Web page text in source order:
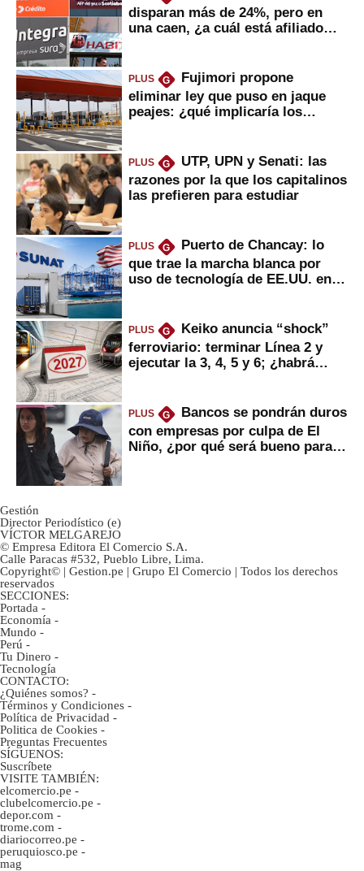
disparan más de 24%, pero en
una caen, ¿a cuál está afiliado
PLUS G
Fujimori propone
eliminar ley que puso en jaque
peajes: ¿qué implicaría los
PLUS G
UTP, UPN y Senati: las
razones por la que los capitalinos
las prefieren para estudiar
PLUS G
Puerto de Chancay: lo
que trae la marcha blanca por
uso de tecnología de EE.UU. en
PLUS G
Keiko anuncia “shock”
ferroviario: terminar Línea 2 y
ejecutar la 3, 4, 5 y 6; ¿habrá
PLUS G
Bancos se pondrán duros
con empresas por culpa de El
Niño, ¿por qué será bueno para
Gestión
Director Periodístico (e)
VÍCTOR MELGAREJO
© Empresa Editora El Comercio S.A.
Calle Paracas #532, Pueblo Libre, Lima.
Copyright© | Gestion.pe | Grupo El Comercio | Todos los derechos
reservados
SECCIONES:
Portada -
Economía -
Mundo -
Perú -
Tu Dinero -
Tecnología
CONTACTO:
¿Quiénes somos? -
Términos y Condiciones -
Política de Privacidad -
Politica de Cookies -
Preguntas Frecuentes
SÍGUENOS:
Suscríbete
VISITE TAMBIÉN:
elcomercio.pe -
clubelcomercio.pe -
depor.com -
trome.com -
diariocorreo.pe -
peruquiosco.pe -
mag